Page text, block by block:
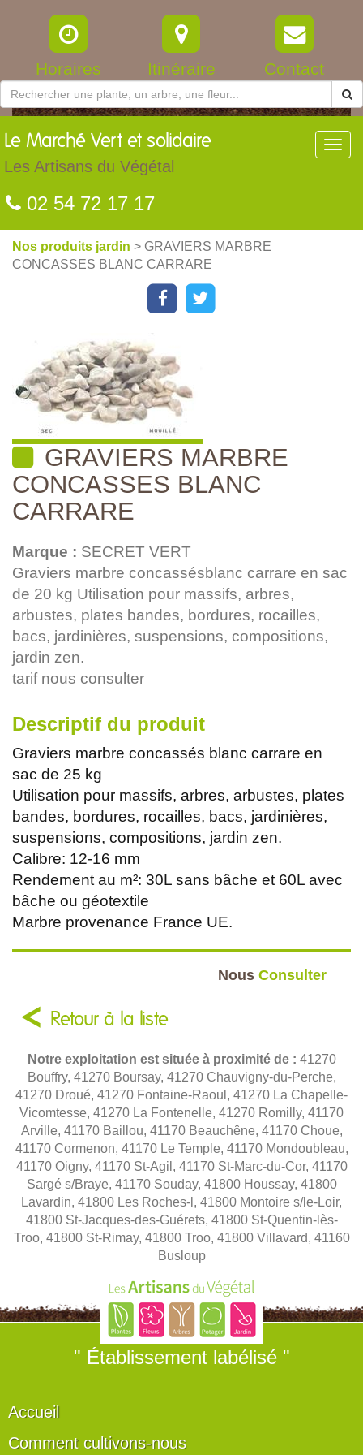
Horaires Itinéraire Contact
Le Marché Vert et solidaire
Les Artisans du Végétal
02 54 72 17 17
Nos produits jardin > GRAVIERS MARBRE
CONCASSES BLANC CARRARE
GRAVIERS MARBRE
CONCASSES BLANC
CARRARE
Marque : SECRET VERT
Graviers marbre concassésblanc carrare en sac
de 20 kg Utilisation pour massifs, arbres,
arbustes, plates bandes, bordures, rocailles,
bacs, jardinières, suspensions, compositions,
jardin zen.
tarif nous consulter
Descriptif du produit
Graviers marbre concassés blanc carrare en
sac de 25 kg
Utilisation pour massifs, arbres, arbustes, plates
bandes, bordures, rocailles, bacs, jardinières,
suspensions, compositions, jardin zen.
Calibre: 12-16 mm
Rendement au m²: 30L sans bâche et 60L avec
bâche ou géotextile
Marbre provenance France UE.
Nous Consulter
Retour à la liste
Notre exploitation est située à proximité de : 41270
Bouffry, 41270 Boursay, 41270 Chauvigny-du-Perche,
41270 Droué, 41270 Fontaine-Raoul, 41270 La Chapelle-
Vicomtesse, 41270 La Fontenelle, 41270 Romilly, 41170
Arville, 41170 Baillou, 41170 Beauchêne, 41170 Choue,
41170 Cormenon, 41170 Le Temple, 41170 Mondoubleau,
41170 Oigny, 41170 St-Agil, 41170 St-Marc-du-Cor, 41170
Sargé s/Braye, 41170 Souday, 41800 Houssay, 41800
Lavardin, 41800 Les Roches-l, 41800 Montoire s/le-Loir,
41800 St-Jacques-des-Guérets, 41800 St-Quentin-lès-
Troo, 41800 St-Rimay, 41800 Troo, 41800 Villavard, 41160
Busloup
" Établissement labélisé "
Accueil
Comment cultivons-nous